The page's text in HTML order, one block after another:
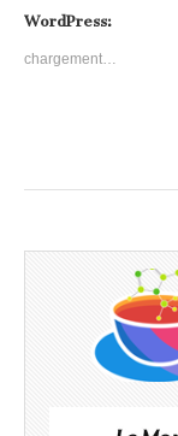
WordPress:
chargement…